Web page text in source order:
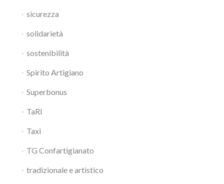
sicurezza
solidarietà
sostenibilità
Spirito Artigiano
Superbonus
TaRI
Taxi
TG Confartigianato
tradizionale e artistico